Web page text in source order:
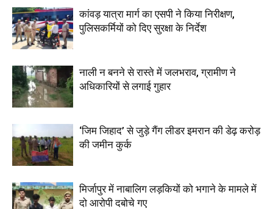
कांवड़ यात्रा मार्ग का एसपी ने किया निरीक्षण,
पुलिसकर्मियों को दिए सुरक्षा के निर्देश
नाली न बनने से रास्ते में जलभराव, ग्रामीण ने
अधिकारियों से लगाई गुहार
‘जिम जिहाद’ से जुड़े गैंग लीडर इमरान की डेढ़ करोड़
की जमीन कुर्क
मिर्जापुर में नाबालिग लड़कियों को भगाने के मामले में
दो आरोपी दबोचे गए